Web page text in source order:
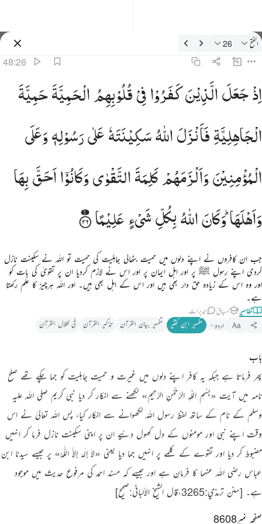
تفسیر: الفتح 48:26
الفتح 26
48:26
اذ جعل الذين كفروا في قلوبهم الحمية حمية الجاهلية فانزل الله سكينته على رسوله وعلى المومنين والزمهم كلمة
إِذْ جَعَلَ ٱلَّذِينَ كَفَرُوا۟ فِى قُلُوبِهِمُ ٱلْحَمِيَّةَ حَمِيَّةَ ٱلْجَـٰهِلِيَّةِ فَأَنزَلَ ٱللَّهُ سَكِينَتَهُۥ عَلَىٰ رَسُولِهِۦ وَعَلَى
اِذْجَعَلَالَّذِیْنَكَفَرُوْافِیْقُلُوْبِهِمُالْحَمِیَّةَحَمِیَّةَ
الْجَاهِلِیَّةِفَاَنْزَلَاللّٰهُسَكِیْنَتَهٗعَلٰیرَسُوْلِهٖوَعَلَی
الْمُؤْمِنِیْنَوَاَلْزَمَهُمْكَلِمَةَالتَّقْوٰیوَكَانُوْۤااَحَقَّبِهَا
وَاَهْلَهَا ؕوَكَانَاللّٰهُبِكُلِّشَیْءٍعَلِیْمًا
جب ان کافروں نے اپنے دلوں میں حمیت بٹھالی جاہلیت کی حمیت تو اللہ نے سکینت نازل
کردی اپنے رسول ﷺ پر اور اہل ایمان پر اور اس نے لازم کردیا ان پر تقویٰ کی بات کو
اور وہ اس کے زیادہ حق دار بھی ہیں اور اس کے اہل بھی ہیں۔ اور اللہ ہرچیز کا علم رکھتا
ہے۔
تفاسیر اسباق تدبرات
Aa اردو تفسیر ابنِ کثیر تفسیر بیان القرآن تذکیر القرآن فی ظلال القرآن
باب
پھر فرماتا ہے جبکہ یہ کافر اپنے دلوں میں غیرت و حمیت جاہلیت کو جما چکے تھے صلح
نامہ میں آیت «بِسْمِ اللَّـهِ الرَّحْمَـٰنِ الرَّحِيمِ» لکھنے سے انکار کر دیا نبی کریم صلی اللہ علیہ
وسلم کے نام کے ساتھ لفظ رسول اللہ لکھوانے سے انکار کیا، پس اللہ تعالیٰ نے اس
وقت اپنے نبی اور مومنوں کے دل کھول دئیے ان پر اپنی سکینت نازل فرما کر انہیں
مضبوط کر دیا اور تقوے کے کلمے پر انہیں جما دیا یعنی «لاَ إِلٰہَ إِلاَّ اللّٰہُ» پر جیسے سیدنا ابن
عباس رضی اللہ عنہما کا فرمان ہے اور جیسے کہ مسند احمد کی مرفوع حدیث میں موجود
ہے۔ [سنن ترمذي:3265،قال الشيخ الألباني:صحیح]
صفحہ نمبر8608